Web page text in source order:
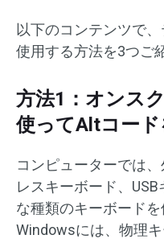
以下のコンテンツで
使用する方法を3つご
方法1：オンス
使ってAltコード
コンピューターでは
レスキーボード、
な種類のキーボードを
Windowsには、物理